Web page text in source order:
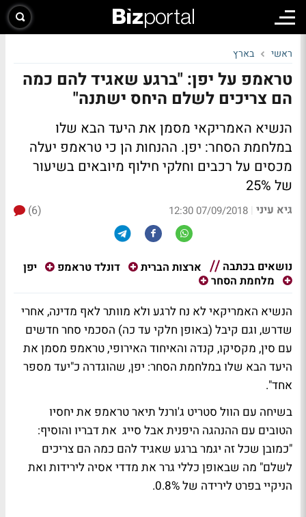
ראשי בארץ
טראמפ על יפן: "ברגע שאגיד להם כמה
הם צריכים לשלם היחס ישתנה"
הנשיא האמריקאי מסמן את היעד הבא שלו
במלחמת הסחר: יפן. ההנחות הן כי טראמפ יעלה
מכסים על רכבים וחלקי חילוף מיובאים בשיעור
של 25%
גיא עיני |
07/09/2018 12:30
(6)
נושאים בכתבה ארצות הברית דונלד טראמפ
יפן
מלחמת הסחר
הנשיא האמריקאי לא נח לרגע ולא מוותר לאף מדינה, אחרי
שדרש, וגם קיבל (באופן חלקי עד כה) הסכמי סחר חדשים
עם סין, מקסיקו, קנדה והאיחוד האירופי, טראמפ מסמן את
היעד הבא שלו במלחמת הסחר: יפן, שהוגדרה כ"יעד מספר
אחד".
בשיחה עם הוול סטריט ג'ורנל תיאר טראמפ את יחסיו
הטובים עם ההנהגה היפנית אבל סייג את דבריו והוסיף:
"כמובן שכל זה יגמר ברגע שאגיד להם כמה הם צריכים
לשלם" מה שבאופן כללי גרר את מדדי אסיה לירידות ואת
הניקיי בפרט לירידה של 0.8%.